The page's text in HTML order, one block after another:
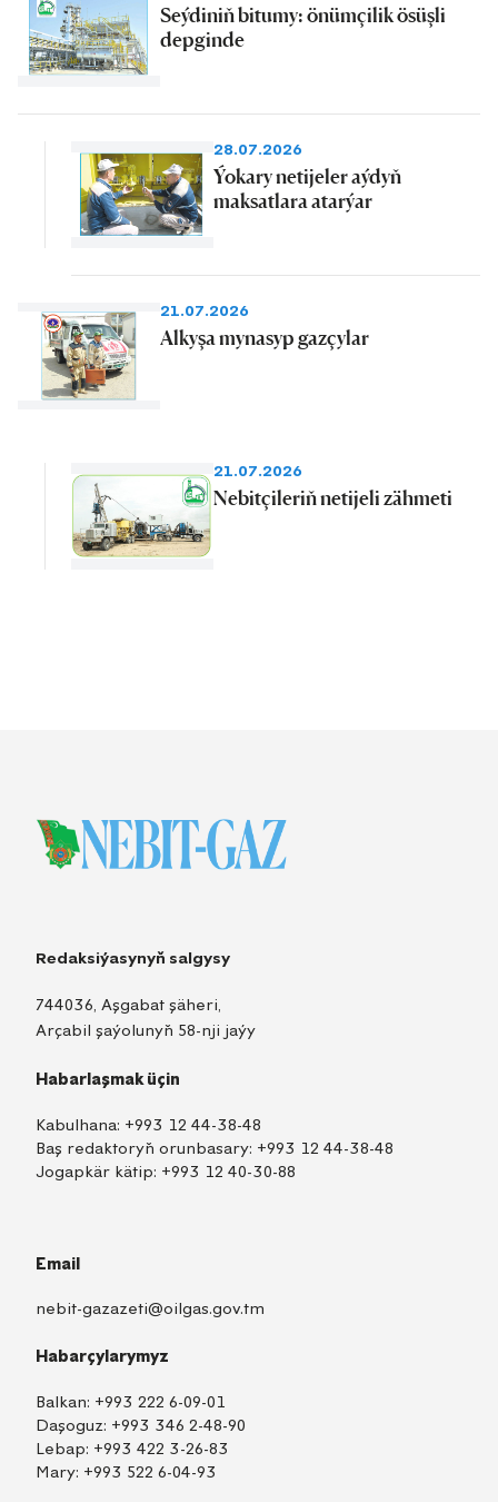
Seýdiniň bitumy: önümçilik ösüşli
depginde
28.07.2026
Ýokary netijeler aýdyň
maksatlara atarýar
21.07.2026
Alkyşa mynasyp gazçylar
21.07.2026
Nebitçileriň netijeli zähmeti
Redaksiýasynyň salgysy
744036, Aşgabat şäheri,
Arçabil şaýolunyň 58-nji jaýy
Habarlaşmak üçin
Kabulhana: +993 12 44-38-48
Baş redaktoryň orunbasary: +993 12 44-38-48
Jogapkär kätip: +993 12 40-30-88
Email
nebit-gazazeti@oilgas.gov.tm
Habarçylarymyz
Balkan: +993 222 6-09-01
Daşoguz: +993 346 2-48-90
Lebap: +993 422 3-26-83
Mary: +993 522 6-04-93